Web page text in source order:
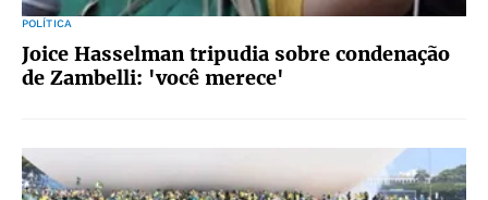
POLÍTICA
Joice Hasselman tripudia sobre condenação
de Zambelli: 'você merece'